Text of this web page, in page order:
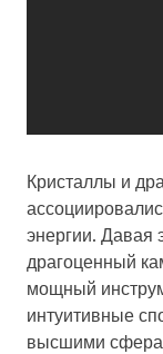
Кристаллы и
энергии. Давая
драгоценный
мощный
интуитивные
высшими